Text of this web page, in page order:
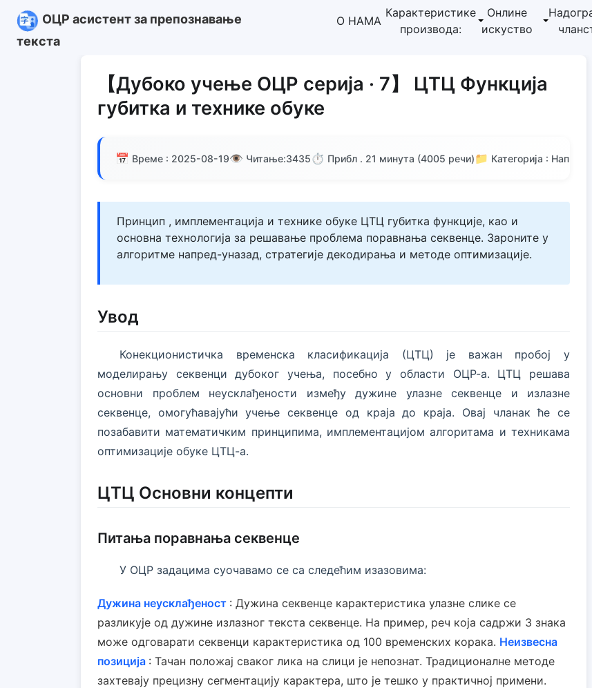
ОЦР асистент за препознавање
текста
О НАМА
Карактеристике
производа:
Онлине
искуство
【Дубоко учење ОЦР серија · 7】 ЦТЦ Функција
губитка и технике обуке
📅 Време : 2025-08-19👁️ Читање:3435⏱️ Прибл . 21 минута (4005 речи)📁 Категорија :
Принцип , имплементација и технике обуке ЦТЦ губитка функције, као и
основна технологија за решавање проблема поравнања секвенце. Зароните у
алгоритме напред-уназад, стратегије декодирања и методе оптимизације.
Увод
Конекционистичка временска класификација (ЦТЦ) је важан пробој у
моделирању секвенци дубоког учења, посебно у области ОЦР-а. ЦТЦ решава
основни проблем неусклађености између дужине улазне секвенце и излазне
секвенце, омогућавајући учење секвенце од краја до краја. Овај чланак ће се
позабавити математичким принципима, имплементацијом алгоритама и техникама
оптимизације обуке ЦТЦ-а.
ЦТЦ Основни концепти
Питања поравнања секвенце
У ОЦР задацима суочавамо се са следећим изазовима:
Дужина неусклађеност : Дужина секвенце карактеристика улазне слике се
разликује од дужине излазног текста секвенце. На пример, реч која садржи 3 знака
може одговарати секвенци карактеристика од 100 временских корака. Неизвесна
позиција : Тачан положај сваког лика на слици је непознат. Традиционалне методе
захтевају прецизну сегментацију карактера, што је тешко у практичној примени.